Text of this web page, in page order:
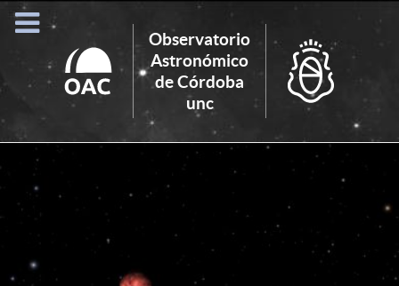
Observatorio
Astronómico
de Córdoba
unc
Search
for: